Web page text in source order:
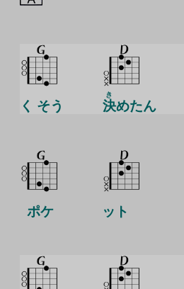
く そう 決
き
めたん
ポケ ット